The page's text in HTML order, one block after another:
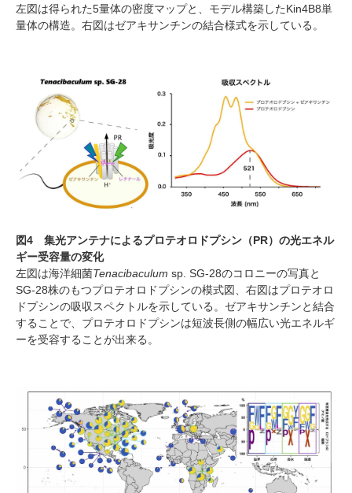
左図は得られた5量体の密度マップと、モデル構築したKin4B8単
量体の構造。右図はゼアキサンチンの結合様式を示している。
図4 集光アンテナによるプロテオロドプシン（PR）の光エネル
ギー受容量の変化
左図は海洋細菌Tenacibaculum sp. SG-28のコロニーの写真と
SG-28株のもつプロテオロドプシンの模式図、右図はプロテオロ
ドプシンの吸収スペクトルを示している。ゼアキサンチンと結合
することで、プロテオロドプシンは短波長側の幅広い光エネルギ
ーを受容することが出来る。